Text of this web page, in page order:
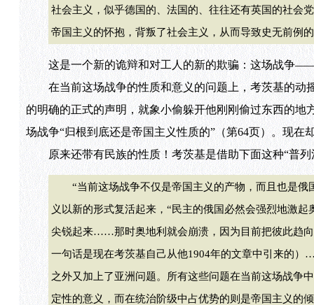
社会主义，似乎德国的、法国的、往往还有英国的社会
帝国主义的怀抱，背叛了社会主义，从而导致史无前例
这是一个新的诡辩和对工人的新的欺骗：这场战争
在当前这场战争的性质和意义的问题上，考茨基的动
的明确的正式的声明，就象小偷躲开他刚刚偷过东西的
场战争“归根到底还是帝国主义性质的”（第64页）。现
原来还带有民族的性质！考茨基是借助下面这种“普列
“当前这场战争不仅是帝国主义的产物，而且也是俄
义以新的形式复活起来，“民主的俄国必然会强烈地激
尖锐起来……那时奥地利就会崩溃，因为目前把彼此趋
一句话是现在考茨基自己从他1904年的文章中引来的
之外又加上了亚洲问题。所有这些问题在当前这场战争
定性的意义，而在统治阶级中占优势的则是帝国主义的